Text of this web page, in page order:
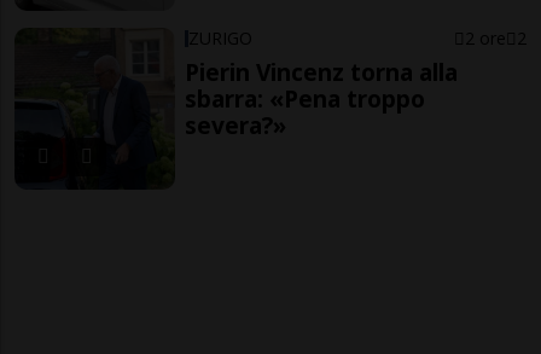
ZURIGO 2 ore 2
Pierin Vincenz torna alla
sbarra: «Pena troppo
severa?»